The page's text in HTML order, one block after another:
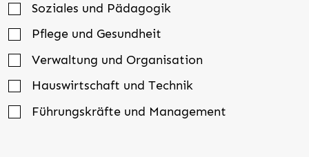
Soziales und Pädagogik
Pflege und Gesundheit
Verwaltung und Organisation
Hauswirtschaft und Technik
Führungskräfte und Management